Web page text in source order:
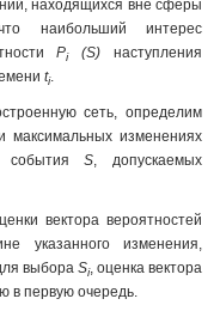
находящихся вне сферы
наибольший интерес
Pi(S)наступления
ti.
сеть, определим
максимальных изменениях
событияS, допускаемых
вектора вероятностей
указанного изменения,
выбора Si, оценка вектора
в первую очередь.